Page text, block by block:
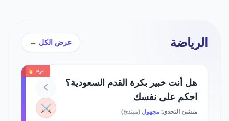
الرياضة عرض الكل ←
ترند 🔥
هل أنت خبير بكرة القدم السعودية؟
احكم على نفسك
منشئ التحدي:مجهول (مبتدئ) ⚔️